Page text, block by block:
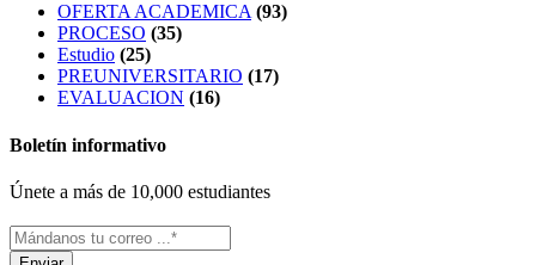
OFERTA ACADEMICA (93)
PROCESO (35)
Estudio (25)
PREUNIVERSITARIO (17)
EVALUACION (16)
Boletín informativo
Únete a más de 10,000 estudiantes